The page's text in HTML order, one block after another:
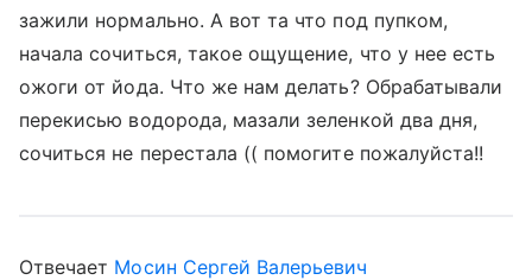
зажили нормально. А вот та что под пупком,
начала сочиться, такое ощущение, что у нее есть
ожоги от йода. Что же нам делать? Обрабатывали
перекисью водорода, мазали зеленкой два дня,
сочиться не перестала (( помогите пожалуйста!!
Отвечает Мосин Сергей Валерьевич